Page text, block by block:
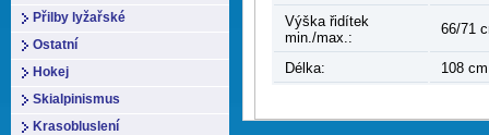
Přilby lyžařské
Ostatní
Hokej
Skialpinismus
Krasobluslení
Výška řidítek
min./max.:
66/71
Délka: 108 cm